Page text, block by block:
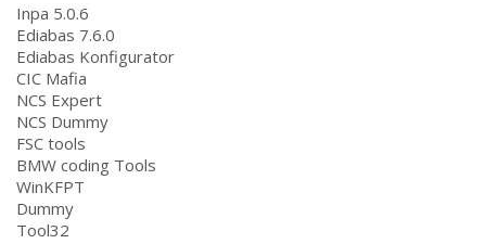
Inpa 5.0.6
Ediabas 7.6.0
Ediabas Konfigurator
CIC Mafia
NCS Expert
NCS Dummy
FSC tools
BMW coding Tools
WinKFPT
Dummy
Tool32